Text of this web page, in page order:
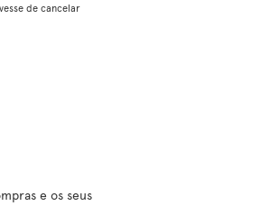
de cancelar
e os seus